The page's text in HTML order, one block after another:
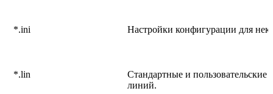
*.ini Настройки конфигурации для
*.lin
Стандартные и пользовательские
линий.